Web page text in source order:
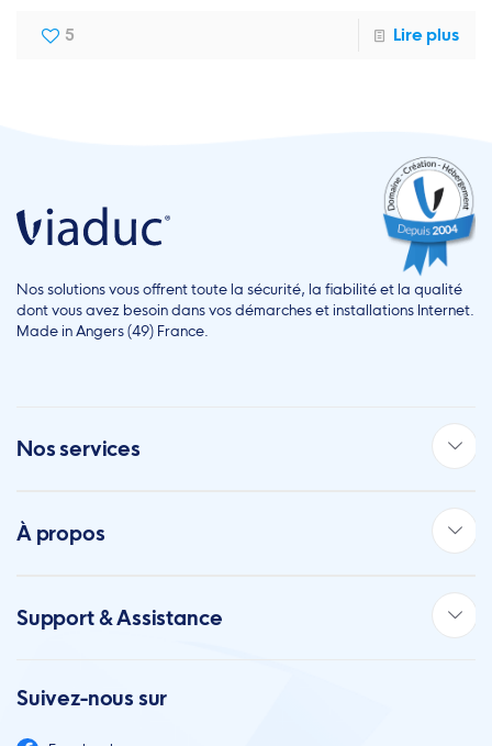
5 Lire plus
Nos solutions vous offrent toute la sécurité, la fiabilité et la qualité
dont vous avez besoin dans vos démarches et installations Internet.
Made in Angers (49) France.
Nos services
À propos
Support & Assistance
Suivez-nous sur